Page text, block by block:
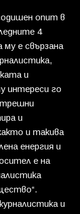
опит в
4
е свързана
и
интереси го
и
и такива
енергия и
е на
и